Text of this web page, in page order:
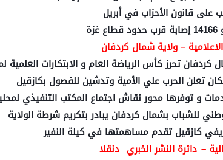
على قانون الأحزاب في أبريل
– ولاية شمال كردفان
كردفان تحرز كأس الرياضة العام و الابتكارات العلمية
تعلن الحرب علي الأمية وتدشين للفصول بكازقيل
و توفرها محور نقاش اجتماع المكتب التنفيذي
للشباب بشمال كردفان يبادر بتكريم شرطة الولاية
كازقيل تقدم مساهمتها في كيلة النفير
– دائرة النشر الخبري دنقلا